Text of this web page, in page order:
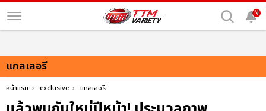
N
แกลเลอรี
หน้าแรก exclusive แกลเลอรี